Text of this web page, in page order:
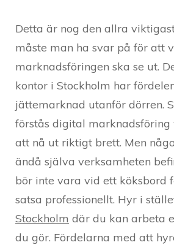
Detta är nog den allra
måste man ha svar på för att
marknadsföringen ska se ut.
kontor i Stockholm har
jättemarknad utanför dörren.
förstås digital
att nå ut riktigt brett. Men
ändå själva verksamheten
bör inte vara vid ett köksbord
satsa professionellt. Hyr i
Stockholm där du kan arbeta
du gör. Fördelarna med att